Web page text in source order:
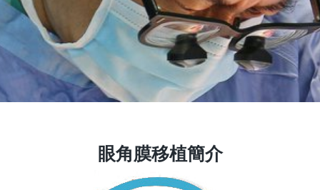
眼角膜移植簡介